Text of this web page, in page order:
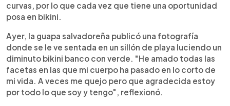
curvas, por lo que cada vez que tiene una oportunidad
posa en bikini.
Ayer, la guapa salvadoreña publicó una fotografía
donde se le ve sentada en un sillón de playa luciendo un
diminuto bikini banco con verde. "He amado todas las
facetas en las que mi cuerpo ha pasado en lo corto de
mi vida. A veces me quejo pero que agradecida estoy
por todo lo que soy y tengo", reflexionó.